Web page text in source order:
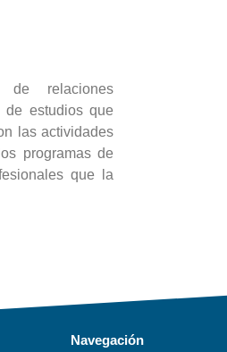
relaciones
de estudios que
las actividades
programas de
que la
Navegación